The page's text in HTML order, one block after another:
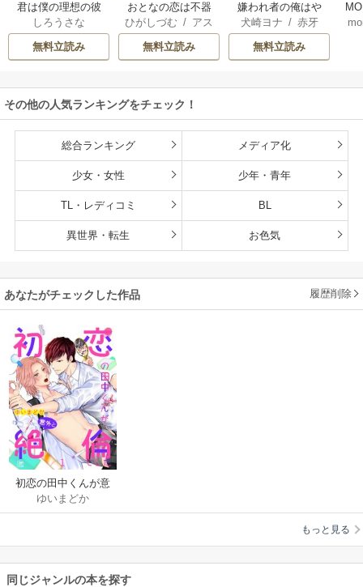
君は僕の理想の彼
氏
しろうさな
無料立読み
おとなの恋は不器
用なので
ひがしづむ / アス
ティル編集部
無料立読み
嫌われ者の俺はや
り直しの世界で義
弟達にごまをする
（分冊版）
犬崎ヨナ / 赤牙
無料立読み
その他の人気ランキングをチェック！
総合ランキング メディア化
少女・女性 少年・青年
TL・レディコミ BL
異世界・転生 お色気
あなたがチェックした作品 履歴削除
初恋の田中くんが意
外と絶倫でした
ゆいまどか
もっと見る
同じジャンルの本を探す